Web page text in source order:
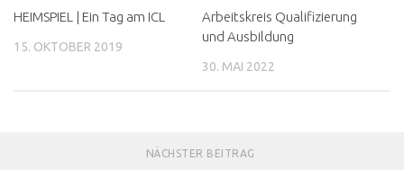
HEIMSPIEL | Ein Tag am ICL
15. OKTOBER 2019
Arbeitskreis Qualifizierung
und Ausbildung
30. MAI 2022
NÄCHSTER BEITRAG